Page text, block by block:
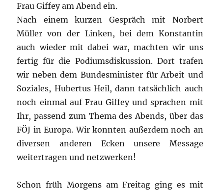
Frau Giffey am Abend ein.
Nach einem kurzen Gespräch mit Norbert
Müller von der Linken, bei dem Konstantin
auch wieder mit dabei war, machten wir uns
fertig für die Podiumsdiskussion. Dort trafen
wir neben dem Bundesminister für Arbeit und
Soziales, Hubertus Heil, dann tatsächlich auch
noch einmal auf Frau Giffey und sprachen mit
Ihr, passend zum Thema des Abends, über das
FÖJ in Europa. Wir konnten außerdem noch an
diversen anderen Ecken unsere Message
weitertragen und netzwerken!
Schon früh Morgens am Freitag ging es mit